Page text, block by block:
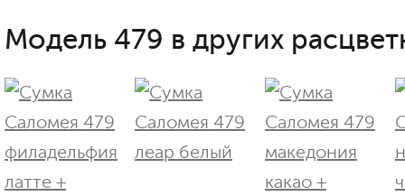
Модель 479 в других